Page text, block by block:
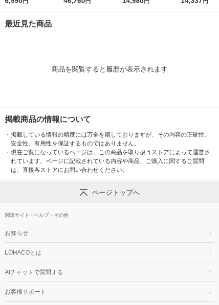
個（直送品）
最近見た商品
商品を閲覧すると履歴が表示されます
掲載商品の情報について
・ 掲載している情報の精度には万全を期しておりますが、その内容の正確性、
安全性、有用性を保証するものではありません。
・ 現在ご覧になっているページは、この商品を取り扱うストアによって運営さ
れています。ページに記載されている内容や商品、ご購入に関するご質問
は、直接各ストアにお問い合わせください。
ページトップへ
関連サイト・ヘルプ・その他
お知らせ
LOHACOとは
AIチャットで質問する
お客様サポート